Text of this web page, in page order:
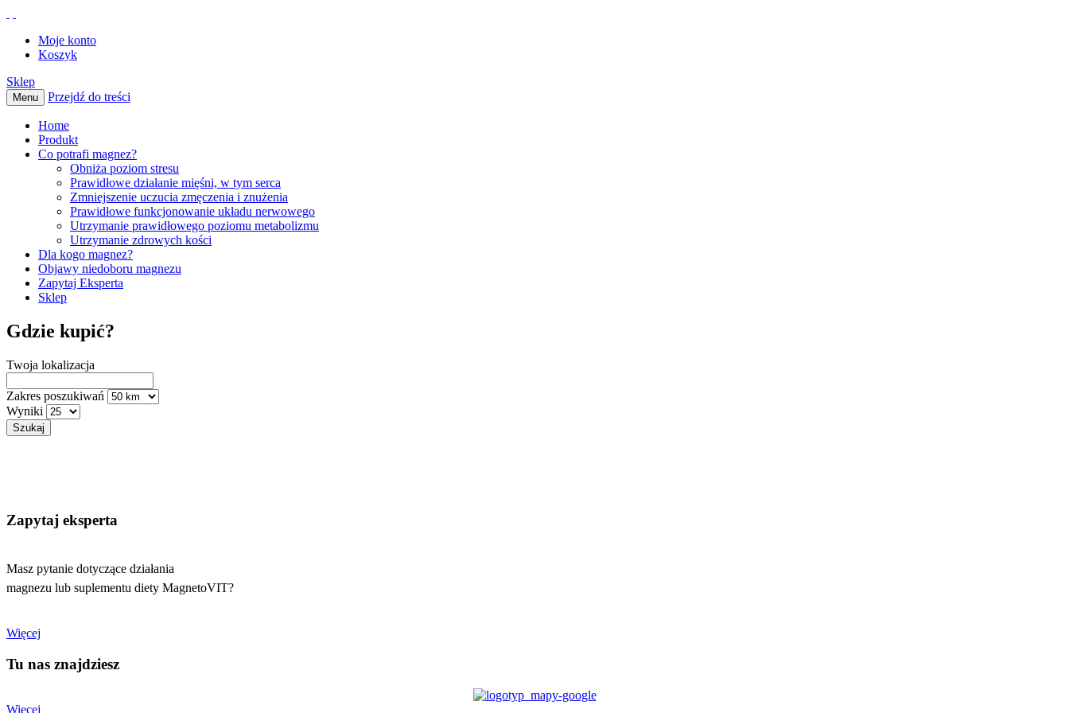
Moje konto
Koszyk
Sklep
Menu Przejdź do treści
Home
Produkt
Co potrafi magnez?
Obniża poziom stresu
Prawidłowe działanie mięśni, w tym serca
Zmniejszenie uczucia zmęczenia i znużenia
Prawidłowe funkcjonowanie układu nerwowego
Utrzymanie prawidłowego poziomu metabolizmu
Utrzymanie zdrowych kości
Dla kogo magnez?
Objawy niedoboru magnezu
Zapytaj Eksperta
Sklep
Gdzie kupić?
Twoja lokalizacja
Zakres poszukiwań
Wyniki
Zapytaj eksperta
Masz pytanie dotyczące działania
magnezu lub suplementu diety MagnetoVIT?
Więcej
Tu nas znajdziesz
Więcej